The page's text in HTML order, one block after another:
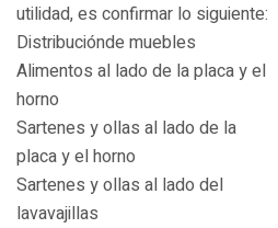
utilidad, es confirmar lo siguiente:
Distribuciónde muebles
Alimentos al lado de la placa y el
horno
Sartenes y ollas al lado de la
placa y el horno
Sartenes y ollas al lado del
lavavajillas